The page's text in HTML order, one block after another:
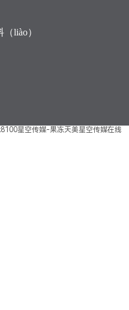
liào）
星空传媒-果冻天美星空传媒在线